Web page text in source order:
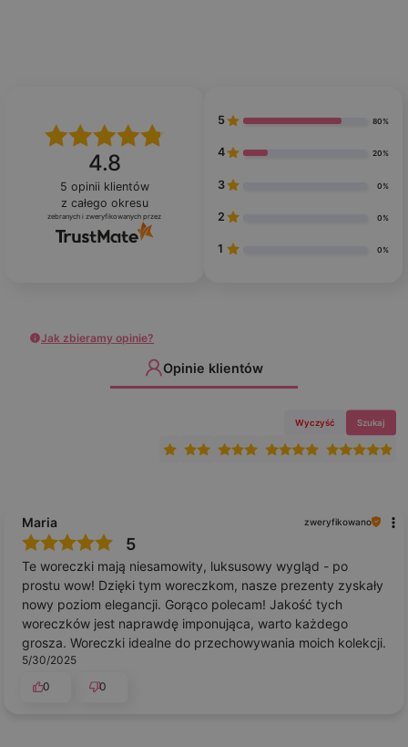
4.8
5 opinii klientów
z całego okresu
zebranych i zweryfikowanych przez
5 80%
4 20%
3 0%
2 0%
1 0%
Jak zbieramy opinie?
Opinie klientów
Wyczyść Szukaj
Maria zweryfikowano
5
Te woreczki mają niesamowity, luksusowy wygląd - po
prostu wow! Dzięki tym woreczkom, nasze prezenty zyskały
nowy poziom elegancji. Gorąco polecam! Jakość tych
woreczków jest naprawdę imponująca, warto każdego
grosza. Woreczki idealne do przechowywania moich kolekcji.
5/30/2025
0
0